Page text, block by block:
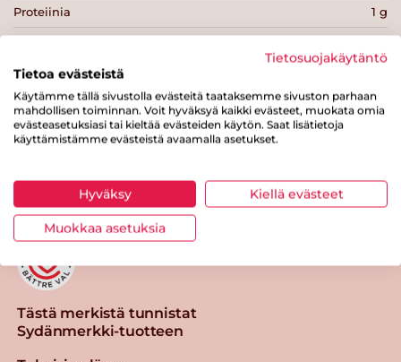
Proteiinia 1 g
Tulosta sivu Jaa tuote
Tästä merkistä tunnistat
Sydänmerkki-tuotteen
Tietosuojakäytäntö
Tietoa evästeistä
Käytämme tällä sivustolla evästeitä taataksemme sivuston parhaan
mahdollisen toiminnan. Voit hyväksyä kaikki evästeet, muokata omia
evästeasetuksiasi tai kieltää evästeiden käytön. Saat lisätietoja
käyttämistämme evästeistä avaamalla asetukset.
Hyväksy Kiellä evästeet
Muokkaa asetuksia